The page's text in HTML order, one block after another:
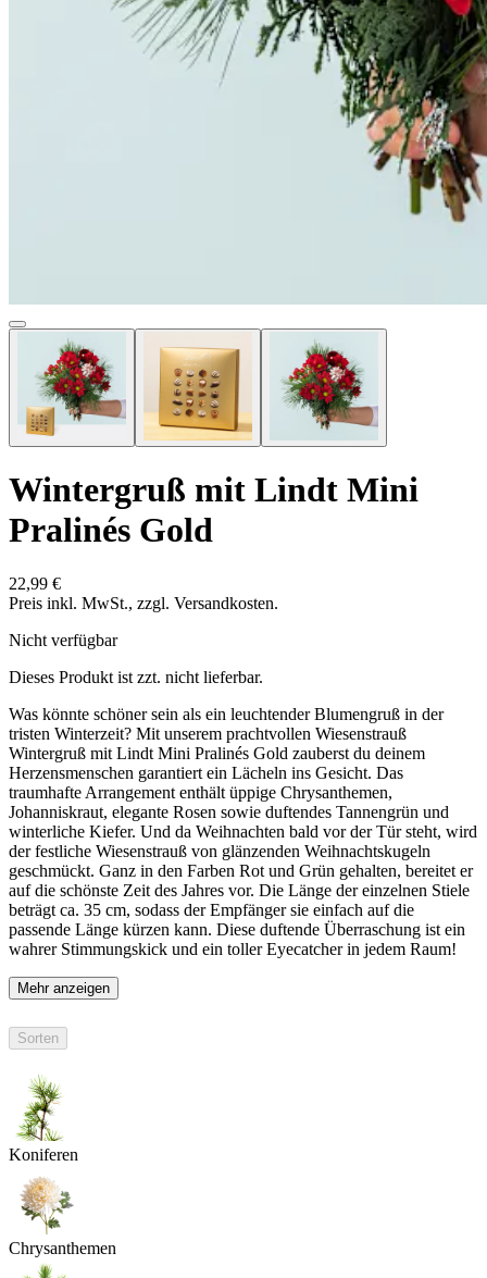
Wintergruß mit Lindt Mini
Pralinés Gold
22,99 €
Preis inkl. MwSt., zzgl. Versandkosten.
Nicht verfügbar
Dieses Produkt ist zzt. nicht lieferbar.
Was könnte schöner sein als ein leuchtender Blumengruß in der
tristen Winterzeit? Mit unserem prachtvollen Wiesenstrauß
Wintergruß mit Lindt Mini Pralinés Gold zauberst du deinem
Herzensmenschen garantiert ein Lächeln ins Gesicht. Das
traumhafte Arrangement enthält üppige Chrysanthemen,
Johanniskraut, elegante Rosen sowie duftendes Tannengrün und
winterliche Kiefer. Und da Weihnachten bald vor der Tür steht, wird
der festliche Wiesenstrauß von glänzenden Weihnachtskugeln
geschmückt. Ganz in den Farben Rot und Grün gehalten, bereitet er
auf die schönste Zeit des Jahres vor. Die Länge der einzelnen Stiele
beträgt ca. 35 cm, sodass der Empfänger sie einfach auf die
passende Länge kürzen kann. Diese duftende Überraschung ist ein
wahrer Stimmungskick und ein toller Eyecatcher in jedem Raum!
Mehr anzeigen
Sorten
Koniferen
Chrysanthemen